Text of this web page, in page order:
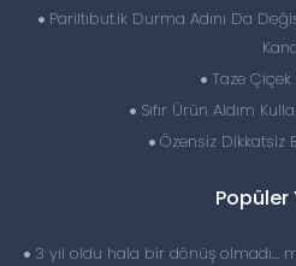
Pariltıbut.ik Durma Adını Da
Taze
Sıfır Ürün Aldım
Özensiz Dikkatsiz
3 yıl oldu hala bir dönüş olmadı…